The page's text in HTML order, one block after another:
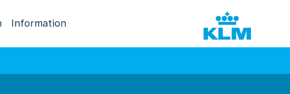
Information